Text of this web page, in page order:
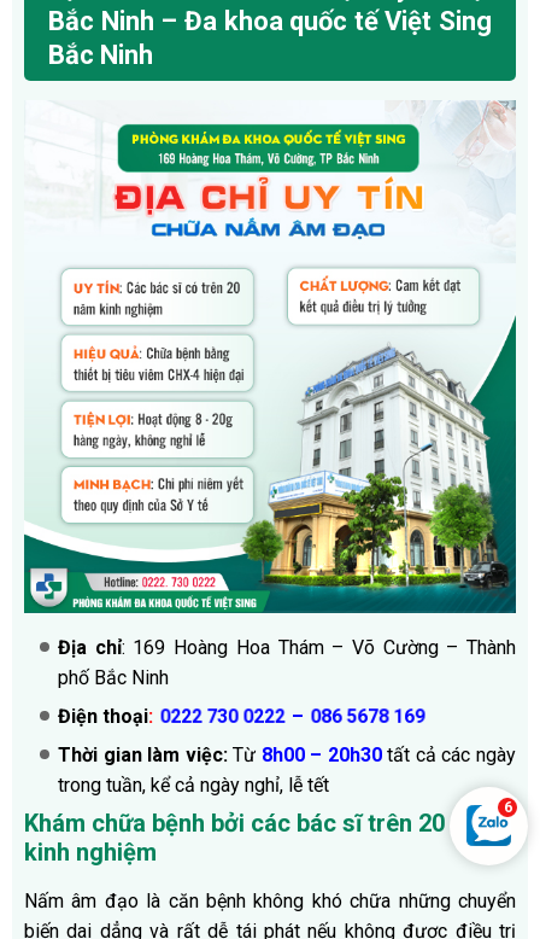
Bắc Ninh – Đa khoa quốc tế Việt Sing
Bắc Ninh
Địa chỉ: 169 Hoàng Hoa Thám – Võ Cường – Thành
phố Bắc Ninh
Điện thoại: 0222 730 0222 – 086 5678 169
Thời gian làm việc:Từ 8h00 – 20h30tất cả các ngày
trong tuần, kể cả ngày nghỉ, lễ tết
Khám chữa bệnh bởi các bác sĩ trên 20 năm
kinh nghiệm
Nấm âm đạo là căn bệnh không khó chữa những chuyển
biến dai dẳng và rất dễ tái phát nếu không được điều trị